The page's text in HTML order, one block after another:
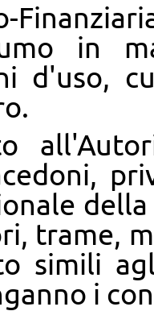
in
d'uso,
trame,
simili
i